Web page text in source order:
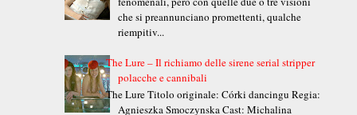
che si preannunciano promettenti, qualche
riempitiv...
The Lure – Il richiamo delle sirene serial stripper
polacche e cannibali
The Lure Titolo originale: Córki dancingu Regia:
Agnieszka Smoczynska Cast: Michalina